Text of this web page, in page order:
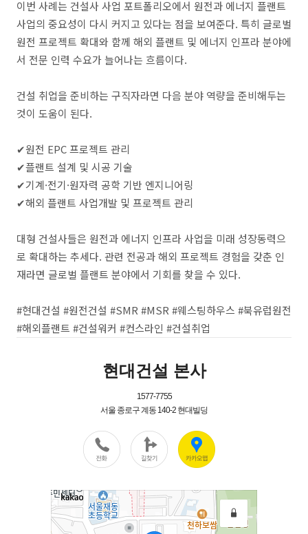
이번 사례는 건설사 사업 포트폴리오에서 원전과 에너지 플랜트
사업의 중요성이 다시 커지고 있다는 점을 보여준다. 특히 글로벌
원전 프로젝트 확대와 함께 해외 플랜트 및 에너지 인프라 분야에
서 전문 인력 수요가 늘어나는 흐름이다.
건설 취업을 준비하는 구직자라면 다음 분야 역량을 준비해두는
것이 도움이 된다.
✔원전 EPC 프로젝트 관리
✔플랜트 설계 및 시공 기술
✔기계·전기·원자력 공학 기반 엔지니어링
✔해외 플랜트 사업개발 및 프로젝트 관리
대형 건설사들은 원전과 에너지 인프라 사업을 미래 성장동력으
로 확대하는 추세다. 관련 전공과 해외 프로젝트 경험을 갖춘 인
재라면 글로벌 플랜트 분야에서 기회를 찾을 수 있다.
#현대건설 #원전건설 #SMR #MSR #웨스팅하우스 #북유럽원전
#해외플랜트 #건설워커 #컨스라인 #건설취업